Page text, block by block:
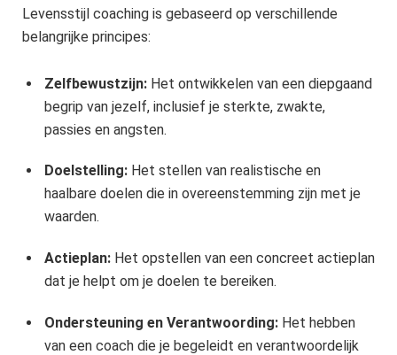
Levensstijl coaching is gebaseerd op verschillende
belangrijke principes:
Zelfbewustzijn: Het ontwikkelen van een diepgaand
begrip van jezelf, inclusief je sterkte, zwakte,
passies en angsten.
Doelstelling: Het stellen van realistische en
haalbare doelen die in overeenstemming zijn met je
waarden.
Actieplan: Het opstellen van een concreet actieplan
dat je helpt om je doelen te bereiken.
Ondersteuning en Verantwoording: Het hebben
van een coach die je begeleidt en verantwoordelijk